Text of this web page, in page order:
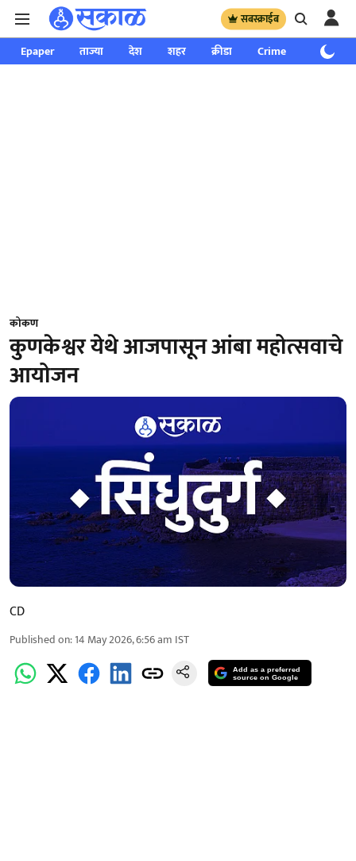
सबस्क्राईब
Epaper ताज्या देश शहर क्रीडा Crime साप्ताहिक
कोकण
कुणकेश्वर येथे आजपासून आंबा महोत्सवाचे
आयोजन
CD
Published on:14 May 2026, 6:56 am IST
Add as a preferred
source on Google